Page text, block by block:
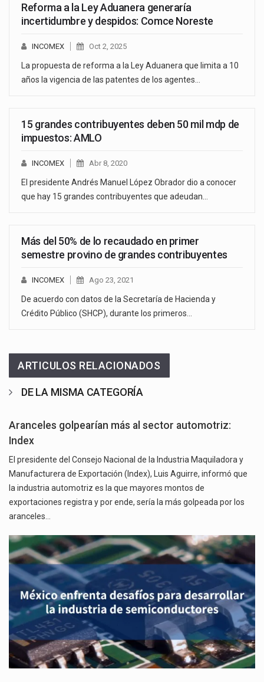
Reforma a la Ley Aduanera generaría
incertidumbre y despidos: Comce Noreste
INCOMEX Oct 2, 2025
La propuesta de reforma a la Ley Aduanera que limita a 10
años la vigencia de las patentes de los agentes…
15 grandes contribuyentes deben 50 mil mdp de
impuestos: AMLO
INCOMEX Abr 8, 2020
El presidente Andrés Manuel López Obrador dio a conocer
que hay 15 grandes contribuyentes que adeudan…
Más del 50% de lo recaudado en primer
semestre provino de grandes contribuyentes
INCOMEX Ago 23, 2021
De acuerdo con datos de la Secretaría de Hacienda y
Crédito Público (SHCP), durante los primeros…
ARTICULOS RELACIONADOS
DE LA MISMA CATEGORÍA
Aranceles golpearían más al sector automotriz:
Index
El presidente del Consejo Nacional de la Industria Maquiladora y
Manufacturera de Exportación (Index), Luis Aguirre, informó que
la industria automotriz es la que mayores montos de
exportaciones registra y por ende, sería la más golpeada por los
aranceles…